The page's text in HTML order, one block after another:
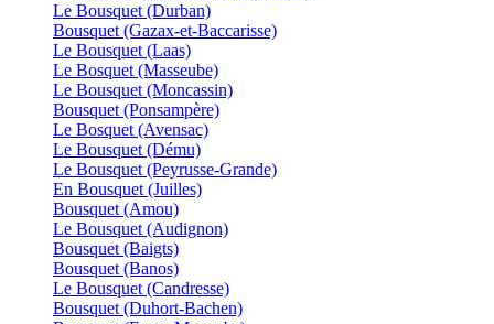
Le Bousquet (Durban)
Bousquet (Gazax-et-Baccarisse)
Le Bousquet (Laas)
Le Bosquet (Masseube)
Le Bousquet (Moncassin)
Bousquet (Ponsampère)
Le Bosquet (Avensac)
Le Bousquet (Dému)
Le Bousquet (Peyrusse-Grande)
En Bousquet (Juilles)
Bousquet (Amou)
Le Bousquet (Audignon)
Bousquet (Baigts)
Bousquet (Banos)
Le Bousquet (Candresse)
Bousquet (Duhort-Bachen)